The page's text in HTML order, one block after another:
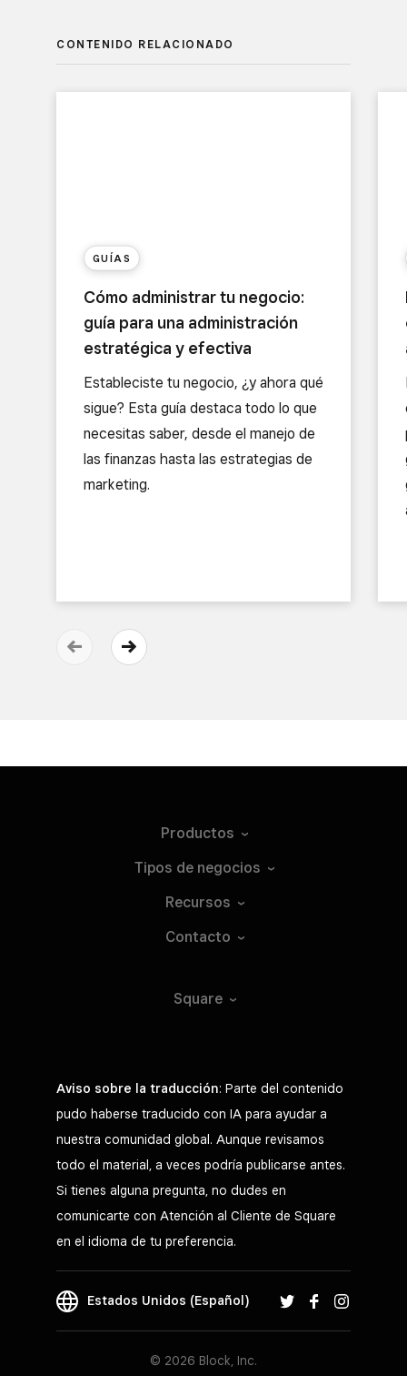
CONTENIDO RELACIONADO
GUÍAS
Cómo administrar tu negocio:
guía para una administración
estratégica y efectiva
Estableciste tu negocio, ¿y ahora qué
sigue? Esta guía destaca todo lo que
necesitas saber, desde el manejo de
las finanzas hasta las estrategias de
marketing.
Productos
Tipos de negocios
Recursos
Contacto
Square
Aviso sobre la traducción: Parte del contenido
pudo haberse traducido con IA para ayudar a
nuestra comunidad global. Aunque revisamos
todo el material, a veces podría publicarse antes.
Si tienes alguna pregunta, no dudes en
comunicarte con Atención al Cliente de Square
en el idioma de tu preferencia.
Estados Unidos (Español)
© 2026 Block, Inc.